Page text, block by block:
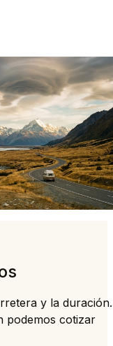
y la duración.
podemos cotizar